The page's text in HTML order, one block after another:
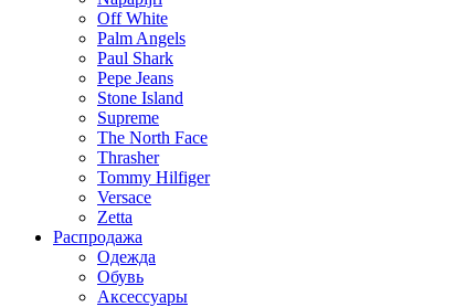
Off White
Palm Angels
Paul Shark
Pepe Jeans
Stone Island
Supreme
The North Face
Thrasher
Tommy Hilfiger
Versace
Zetta
Распродажа
Одежда
Обувь
Аксессуары